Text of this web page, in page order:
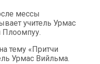
мессы
учитель Урмас
Плоомпуу.
тему «Притчи
Урмас Вийльма.